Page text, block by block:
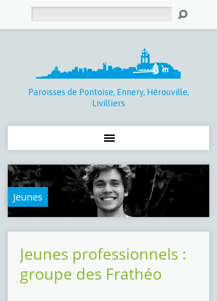
Paroisses de Pontoise, Ennery, Hérouville,
Livilliers
Jeunes
Jeunes professionnels :
groupe des Frathéo